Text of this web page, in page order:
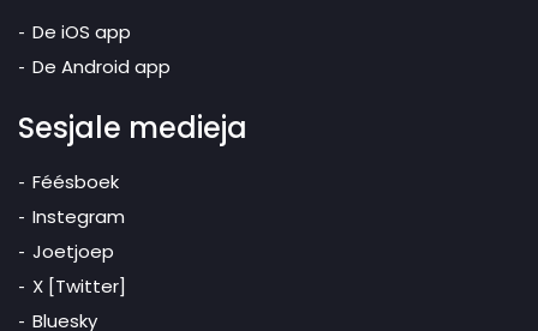
De iOS app
De Android app
Sesjale medieja
Féésboek
Instegram
Joetjoep
X [Twitter]
Bluesky